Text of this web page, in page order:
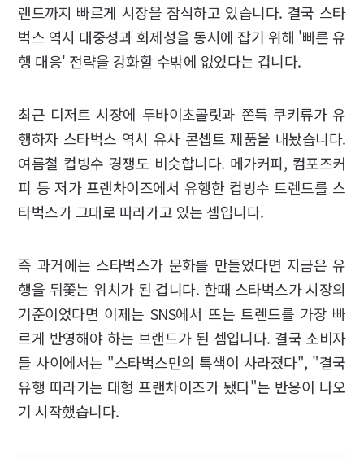
랜드까지 빠르게 시장을 잠식하고 있습니다. 결국 스타
벅스 역시 대중성과 화제성을 동시에 잡기 위해 '빠른 유
행 대응' 전략을 강화할 수밖에 없었다는 겁니다.
최근 디저트 시장에 두바이초콜릿과 쫀득 쿠키류가 유
행하자 스타벅스 역시 유사 콘셉트 제품을 내놨습니다.
여름철 컵빙수 경쟁도 비슷합니다. 메가커피, 컴포즈커
피 등 저가 프랜차이즈에서 유행한 컵빙수 트렌드를 스
타벅스가 그대로 따라가고 있는 셈입니다.
즉 과거에는 스타벅스가 문화를 만들었다면 지금은 유
행을 뒤쫓는 위치가 된 겁니다. 한때 스타벅스가 시장의
기준이었다면 이제는 SNS에서 뜨는 트렌드를 가장 빠
르게 반영해야 하는 브랜드가 된 셈입니다. 결국 소비자
들 사이에서는 "스타벅스만의 특색이 사라졌다", "결국
유행 따라가는 대형 프랜차이즈가 됐다"는 반응이 나오
기 시작했습니다.